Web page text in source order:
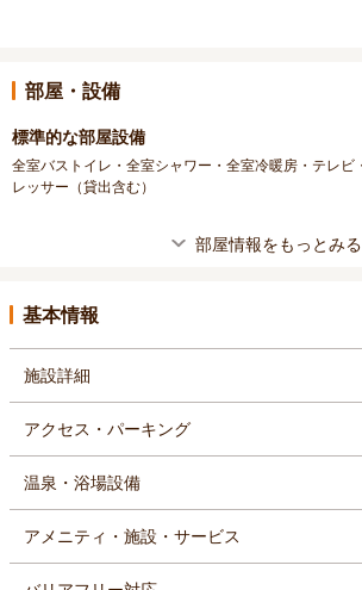
部屋・設備
標準的な部屋設備
全室バストイレ・全室シャワー・全室冷暖房・テレビ
レッサー（貸出含む）
部屋情報をもっとみる
基本情報
施設詳細
アクセス・パーキング
温泉・浴場設備
アメニティ・施設・サービス